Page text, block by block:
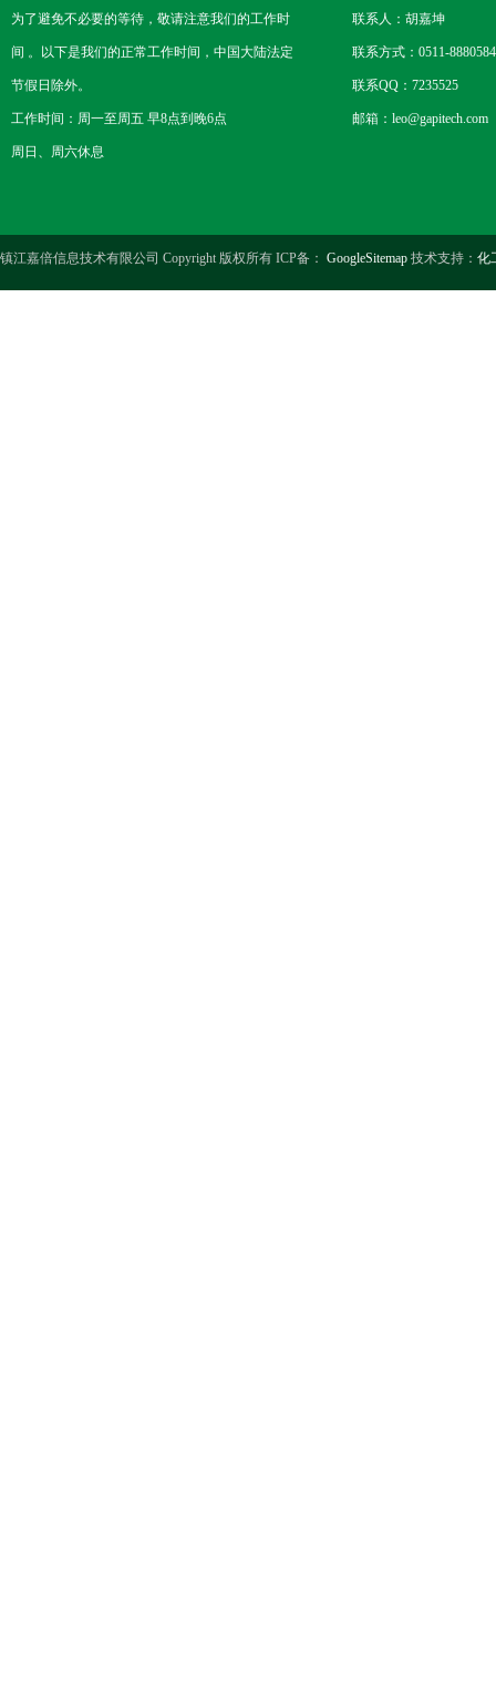
为了避免不必要的等待，敬请注意我们的工作时
间 。以下是我们的正常工作时间，中国大陆法定
节假日除外。
工作时间：周一至周五 早8点到晚6点
周日、周六休息
联系人：胡嘉坤
联系方式：0511-
联系QQ：7235525
邮箱：leo@gapitech.com
镇江嘉倍信息技术有限公司 Copyright 版权所有 ICP备： GoogleSitemap 技术支持： 化